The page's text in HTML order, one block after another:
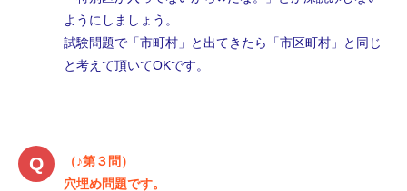
ようにしましょう。
試験問題で「市町村」と出てきたら「市区町村」と同じ
と考えて頂いてOKです。
（♪第３問）
穴埋め問題です。